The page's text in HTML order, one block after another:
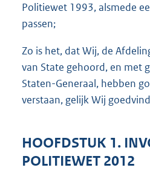
Politiewet 1993, alsmede
passen;
Zo is het, dat Wij, de
van State gehoord, en met
Staten-Generaal, hebben
verstaan, gelijk Wij
HOOFDSTUK 1.
POLITIEWET 2012